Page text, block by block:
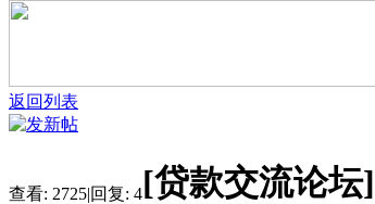
返回列表
查看: 2725|回复: 4[贷款交流论坛]